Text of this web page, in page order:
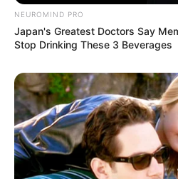
เรื่องบนเตียง กับ ราศีมีน (19
…..เซ็กซ์เป็นเรื่องเกี่ยวกับอาร
มีมากบางครั้งอาจมีน้อย ซึ่งถ้
คนราศีนี้ได้ก็สามารถคุมเรื่องเซ็
เป็นคู่รักที่ดีเสมอในเรื่องนี้ไม่เ
จะยิ่งหลงใหลในตัวเขามากขึ้น
NEUROMIND PRO
Japan's Greatest Doctors Say
Stop Drinking These 3 Beverages